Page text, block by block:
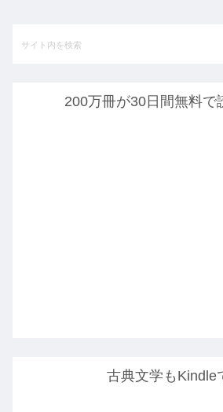
200万冊が30日間無料で
古典文学もKindle